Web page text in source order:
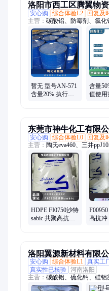
洛阳市西工区腾翼物
安心购
综合体验L2 回复及
主营： 碳酸铝、防霉剂、氯化
酸铝、化学试剂、抗静电剂
干燥通风、次磷酸镁、氯化
闪点提高剂、柴油降凝剂、
钠、25公斤纸板桶、硫代乙
暂无 型号AN-571
含量20% 执行质
含量
值使用
东莞市神牛化工有限公
安心购
综合体验L0 回复及
主营： 陶氏eva460、三井
eva260、热熔级eva250、普瑞
HDPE FI0750沙特
sabic 共聚高抗冲
高抗冲
洛阳翼源新材料有限公
安心购
综合体验L1 真实工
真实性已核验 河南洛阳
主营： 碳酸铝、硫化钙、硅
剂、表面活性剂、耐火材料、